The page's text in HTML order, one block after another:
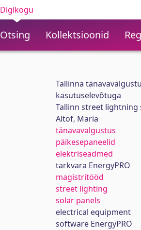
Digikogu
Otsing Kollektsioonid
Tallinna
kasutuselevõtuga
Tallinn street
Altof, Maria
tänavavalgustus
päikesepaneelid
elektriseadmed
tarkvara EnergyPRO
magistritööd
street lighting
solar panels
electrical equipment
software EnergyPRO